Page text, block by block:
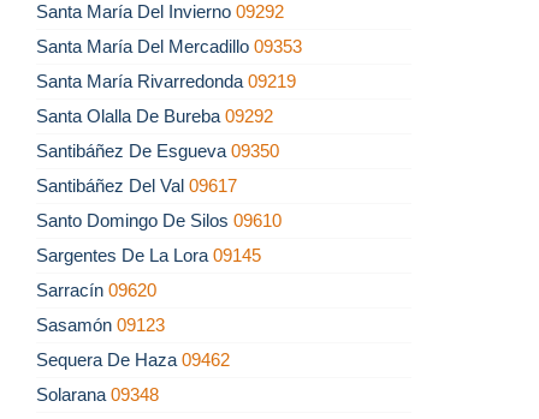
Santa María Del Invierno 09292
Santa María Del Mercadillo 09353
Santa María Rivarredonda 09219
Santa Olalla De Bureba 09292
Santibáñez De Esgueva 09350
Santibáñez Del Val 09617
Santo Domingo De Silos 09610
Sargentes De La Lora 09145
Sarracín 09620
Sasamón 09123
Sequera De Haza 09462
Solarana 09348